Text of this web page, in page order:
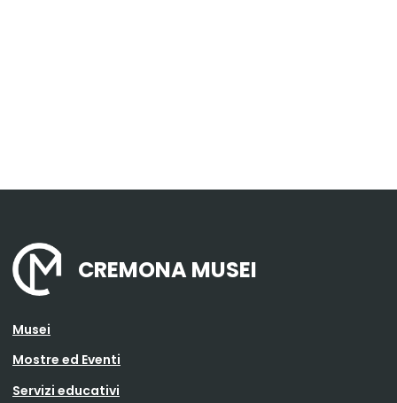
CREMONA MUSEI
Musei
Mostre ed Eventi
Servizi educativi